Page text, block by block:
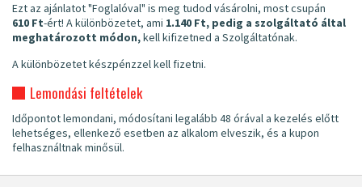
Ezt az ajánlatot "Foglalóval" is meg tudod vásárolni, most csupán
610 Ft-ért! A különbözetet, ami 1.140 Ft, pedig a szolgáltató által
meghatározott módon,kell kifizetned a Szolgáltatónak.
A különbözetet készpénzzel kell fizetni.
Lemondási feltételek
Időpontot lemondani, módosítani legalább 48 órával a kezelés előtt
lehetséges, ellenkező esetben az alkalom elveszik, és a kupon
felhasználtnak minősül.